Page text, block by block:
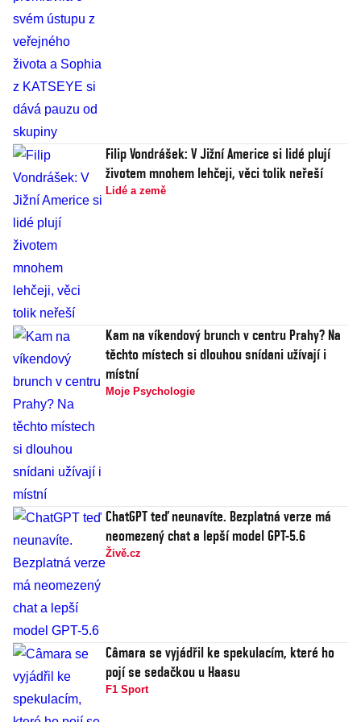
Filip Vondrášek: V Jižní Americe si lidé plují
životem mnohem lehčeji, věci tolik neřeší
Lidé a země
Kam na víkendový brunch v centru Prahy? Na
těchto místech si dlouhou snídani užívají i
místní
Moje Psychologie
ChatGPT teď neunavíte. Bezplatná verze má
neomezený chat a lepší model GPT-5.6
Živě.cz
Câmara se vyjádřil ke spekulacím, které ho
pojí se sedačkou u Haasu
F1 Sport